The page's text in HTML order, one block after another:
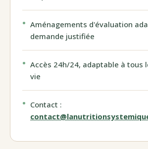
Aménagements d'évaluation
demande justifiée
Accès 24h/24, adaptable à tous
vie
Contact :